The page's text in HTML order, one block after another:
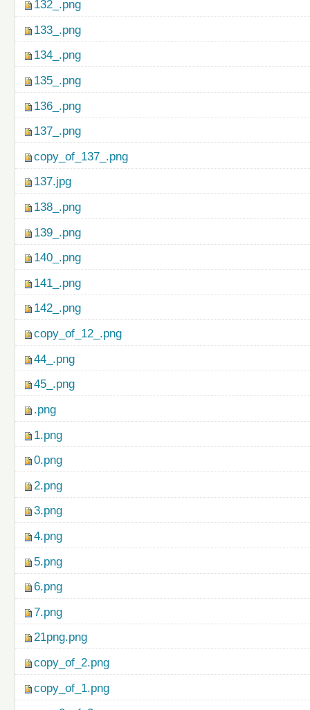
132_.png
133_.png
134_.png
135_.png
136_.png
137_.png
copy_of_137_.png
137.jpg
138_.png
139_.png
140_.png
141_.png
142_.png
copy_of_12_.png
44_.png
45_.png
.png
1.png
0.png
2.png
3.png
4.png
5.png
6.png
7.png
21png.png
copy_of_2.png
copy_of_1.png